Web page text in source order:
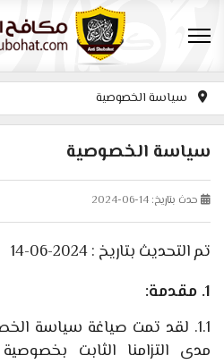
سياسة الخصوصية
سياسة الخصوصية
حدث بتاريخ: 14-06-2024
تم التحديث بتاريخ : 2024-06-14
1. مقدمة:
1.1. لقد تمت صياغة سياسة
مدى التزامنا الثابت بخصوصية